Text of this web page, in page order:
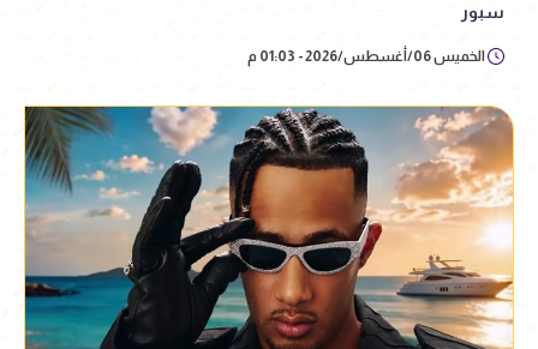
سبور
الخميس 06/أغسطس/2026 - 01:03 م